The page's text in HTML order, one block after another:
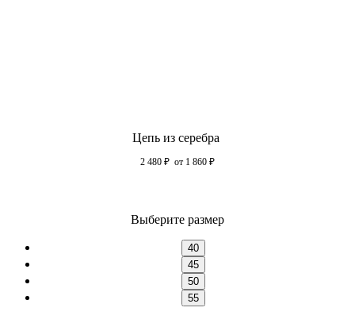
Цепь из серебра
2 480 ₽ от 1 860 ₽
Выберите размер
40
45
50
55